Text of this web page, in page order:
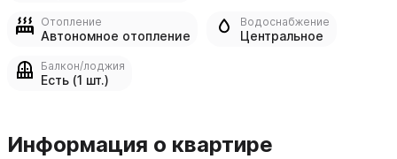
Отопление
Автономное отопление
Водоснабжение
Центральное
Балкон/лоджия
Есть (1 шт.)
Информация о квартире